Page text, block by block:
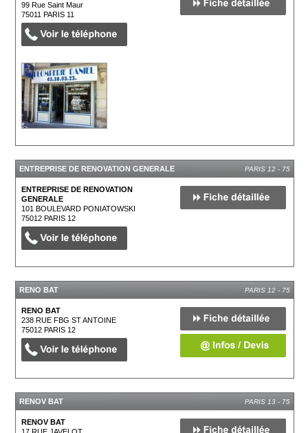
99 Rue Saint Maur
75011PARIS 11
ENTREPRISE DE RENOVATION GENERALE PARIS 12 - 75
ENTREPRISE DE RENOVATION
GENERALE
101 BOULEVARD PONIATOWSKI
75012PARIS 12
RENO BAT PARIS 12 - 75
RENO BAT
238 RUE FBG ST ANTOINE
75012PARIS 12
RENOV BAT PARIS 13 - 75
RENOV BAT